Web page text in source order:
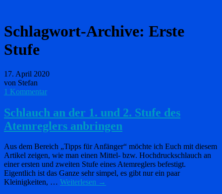
Schlagwort-Archive: Erste
Stufe
17. April 2020
von Stefan
1 Kommentar
Schlauch an der 1. und 2. Stufe des
Atemreglers anbringen
Aus dem Bereich „Tipps für Anfänger“ möchte ich Euch mit diesem
Artikel zeigen, wie man einen Mittel- bzw. Hochdruckschlauch an
einer ersten und zweiten Stufe eines Atemreglers befestigt.
Eigentlich ist das Ganze sehr simpel, es gibt nur ein paar
Kleinigkeiten, … Weiterlesen →